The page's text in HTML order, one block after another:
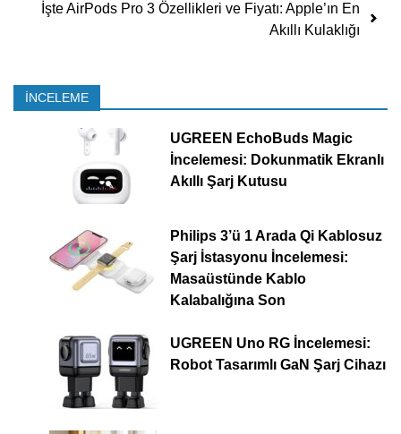
İşte AirPods Pro 3 Özellikleri ve Fiyatı: Apple’ın En
Akıllı Kulaklığı
İNCELEME
UGREEN EchoBuds Magic
İncelemesi: Dokunmatik Ekranlı
Akıllı Şarj Kutusu
Philips 3’ü 1 Arada Qi Kablosuz
Şarj İstasyonu İncelemesi:
Masaüstünde Kablo
Kalabalığına Son
UGREEN Uno RG İncelemesi:
Robot Tasarımlı GaN Şarj Cihazı